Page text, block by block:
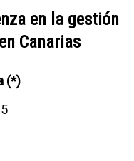
en la gestión
Canarias
(*)